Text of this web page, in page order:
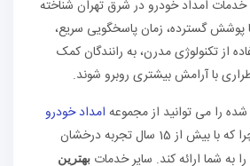
خدمات امداد خودرو در شرق تهران شناخته
گسترده، زمان پاسخگویی سریع،
از تکنولوژی مدرن، به رانندگان کمک
با آرامش بیشتری روبرو شوند.
را می ‌توانید از مجموعه امداد خودرو
درخواست کنید، چرا که با بیش از 15 سال تجربه درخشان
به شما ارائه کند. سایر خدمات بهترین